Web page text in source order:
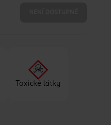
Toxické látky